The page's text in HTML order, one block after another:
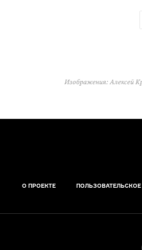
Изображения: Алексей
О ПРОЕКТЕ